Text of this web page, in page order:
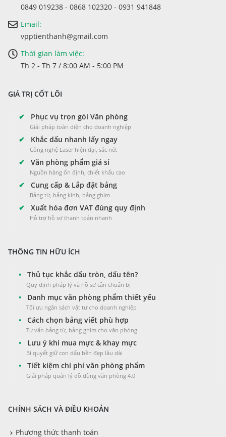
0849 019238 - 0868 102320 - 0931 941848
Email:
vpptienthanh@gmail.com
Thời gian làm việc:
Th 2 - Th 7 / 8:00 AM - 5:00 PM
GIÁ TRỊ CỐT LÕI
✔ Phục vụ trọn gói Văn phòng
Giải pháp toàn diện cho doanh nghiệp
✔ Khắc dấu nhanh lấy ngay
Công nghệ Laser hiện đại, sắc nét
✔ Văn phòng phẩm giá sỉ
Nguồn hàng ổn định, chiết khấu cao
✔ Cung cấp & Lắp đặt bảng
Bảng từ, bảng kính, bảng ghim
✔ Xuất hóa đơn VAT đúng quy định
Hỗ trợ hồ sơ thanh toán nhanh
THÔNG TIN HỮU ÍCH
• Thủ tục khắc dấu tròn, dấu tên?
Quy định pháp lý và hồ sơ cần chuẩn bị
• Danh mục văn phòng phẩm thiết yếu
Tối ưu ngân sách vật tư cho doanh nghiệp
• Cách chọn bảng viết phù hợp
Tư vấn bảng từ, bảng ghim cho văn phòng
• Lưu ý khi mua mực & khay mực
Bí quyết giữ con dấu bền đẹp lâu dài
• Tiết kiệm chi phí văn phòng phẩm
Giải pháp quản lý đồ dùng văn phòng 4.0
CHÍNH SÁCH VÀ ĐIỀU KHOẢN
Phương thức thanh toán